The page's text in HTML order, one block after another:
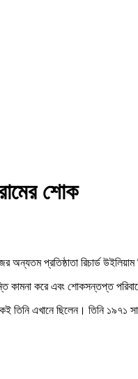
শোক
অন্যতম প্রতিষ্ঠাতা রিচার্ড
কামনা করে এবং শোকসন্তপ্ত
এখানে ছিলেন। তিনি ১৯৭১